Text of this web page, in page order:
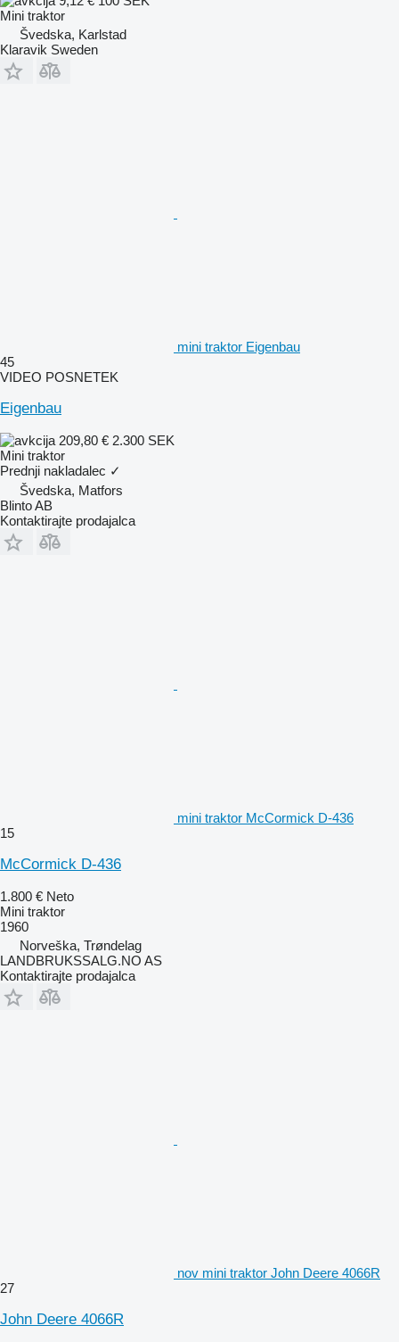
Mini traktor
Švedska, Karlstad
Klaravik Sweden
mini traktor Eigenbau
45
VIDEO POSNETEK
Eigenbau
209,80 € 2.300 SEK
Mini traktor
Prednji nakladalec ✓
Švedska, Matfors
Blinto AB
Kontaktirajte prodajalca
mini traktor McCormick D-436
15
McCormick D-436
1.800 € Neto
Mini traktor
1960
Norveška, Trøndelag
LANDBRUKSSALG.NO AS
Kontaktirajte prodajalca
nov mini traktor John Deere 4066R
27
John Deere 4066R